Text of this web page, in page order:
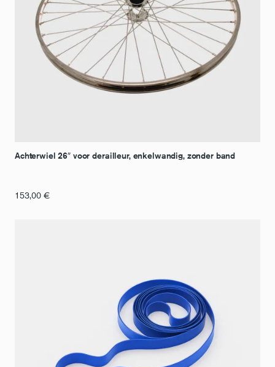
Achterwiel 26″ voor derailleur, enkelwandig, zonder band
153,00 €